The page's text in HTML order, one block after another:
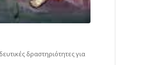
δραστηριότητες για